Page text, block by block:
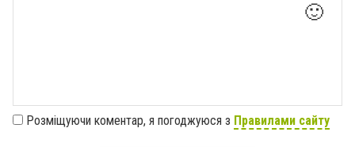
🙂
Розміщуючи коментар, я погоджуюся з Правилами сайту